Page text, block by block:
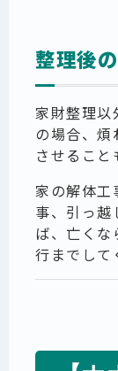
整理後
家財整理以
の場合、
させること
家の解体工
事、引っ
ば、亡く
行までして